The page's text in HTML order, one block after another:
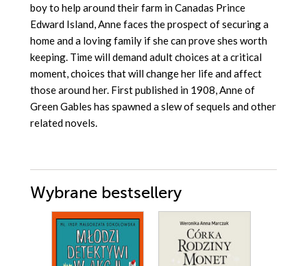
boy to help around their farm in Canadas Prince
Edward Island, Anne faces the prospect of securing a
home and a loving family if she can prove shes worth
keeping. Time will demand adult choices at a critical
moment, choices that will change her life and affect
those around her. First published in 1908, Anne of
Green Gables has spawned a slew of sequels and other
related novels.
Wybrane bestsellery